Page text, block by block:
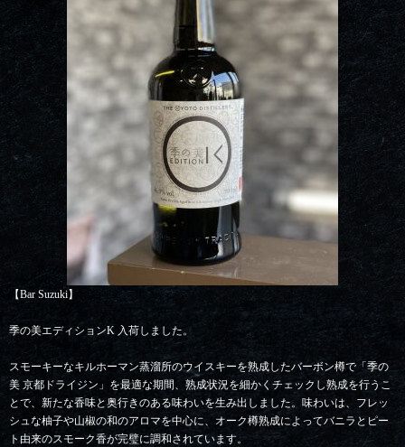
【Bar Suzuki】
季の美エディションK 入荷しました。
スモーキーなキルホーマン蒸溜所のウイスキーを熟成したバーボン樽で「季の
美 京都ドライジン」を最適な期間、熟成状況を細かくチェックし熟成を行うこ
とで、新たな香味と奥行きのある味わいを生み出しました。味わいは、フレッ
シュな柚子や山椒の和のアロマを中心に、オーク樽熟成によってバニラとピー
ト由来のスモーク香が完璧に調和されています。